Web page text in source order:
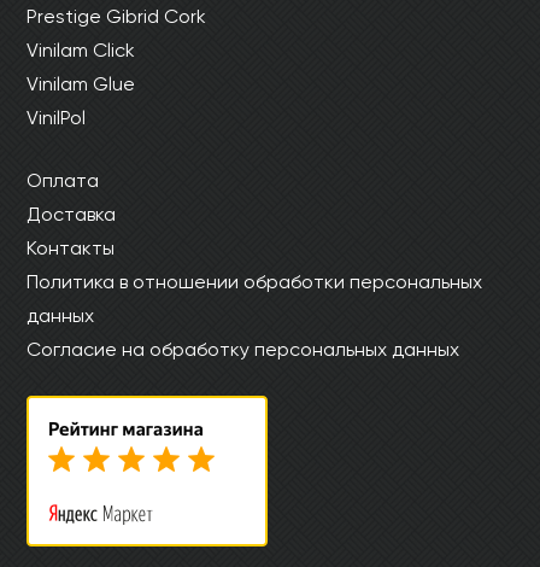
Prestige Gibrid Cork
Vinilam Click
Vinilam Glue
VinilPol
Оплата
Доставка
Контакты
Политика в отношении обработки персональных
данных
Согласие на обработку персональных данных